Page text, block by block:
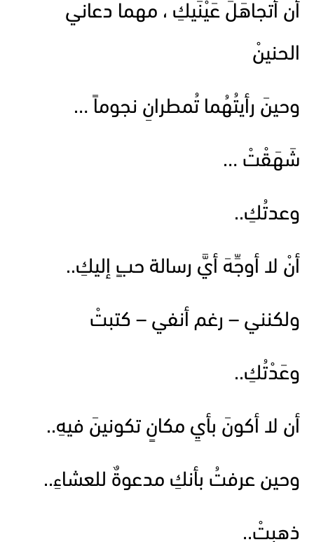
أن أتجاهَلَ عَيْنَيكِ ، مهما دعاني
الحنينْ
وحينَ رأيتُهُما تُمطرانِ نجوماً …
شَهَقْتْ …
وعدتُكِ..
أنْ لا أوجِّهَ أيَّ رسالة حبٍ إليكِ..
ولكنني – رغم أنفي – كتبتْ
وعَدْتُكِ..
أن لا أكونَ بأيِ مكانٍ تكونينَ فيهِ..
وحين عرفتُ بأنكِ مدعوةٌ للعشاءِ..
ذهبتْ..